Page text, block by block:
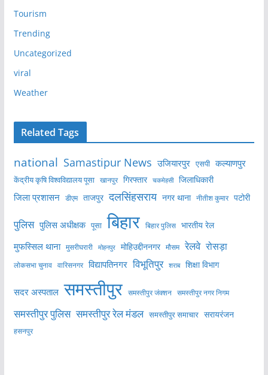
Tourism
Trending
Uncategorized
viral
Weather
Related Tags
national Samastipur News उजियारपुर एसपी कल्याणपुर
केंद्रीय कृषि विश्वविद्यालय पूसा खानपुर गिरफ्तार चकमेहसी जिलाधिकारी
जिला प्रशासन डीएम ताजपुर दलसिंहसराय नगर थाना नीतीश कुमार पटोरी
पुलिस पुलिस अधीक्षक पूसा बिहार बिहार पुलिस भारतीय रेल
मुफस्सिल थाना मुसरीघरारी मोहनपुर मोहिउद्दीननगर मौसम रेलवे रोसड़ा
लोकसभा चुनाव वारिसनगर विद्यापतिनगर विभूतिपुर शराब शिक्षा विभाग
सदर अस्पताल समस्तीपुर समस्तीपुर जंक्शन समस्तीपुर नगर निगम
समस्तीपुर पुलिस समस्तीपुर रेल मंडल समस्तीपुर समाचार सरायरंजन
हसनपुर